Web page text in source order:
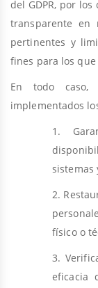
del GDPR, por
transparente en
pertinentes y
fines para los
En todo caso,
implementados
1.
sistemas
2.
físico o
3.
eficacia